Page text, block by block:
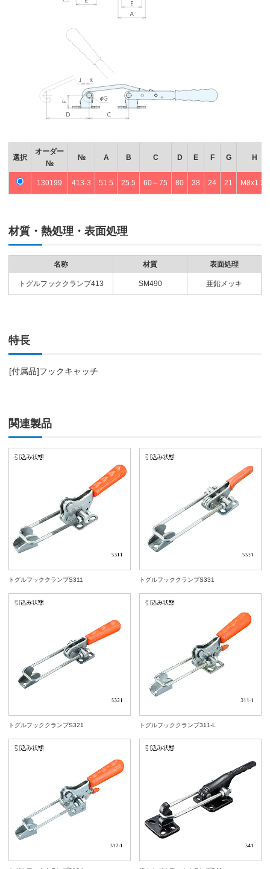
選択
オーダー
№
№ A B C D E F G H
130199 413-3 51.5 25.5 60～75 80 38 24 21 M8x1.25
材質・熱処理・表面処理
名称 材質 表面処理
トグルフッククランプ413 SM490 亜鉛メッキ
特長
[付属品]フックキャッチ
関連製品
トグルフッククランプS311 トグルフッククランプS331
トグルフッククランプS321 トグルフッククランプ311-L